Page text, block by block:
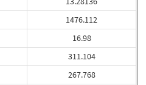
1476.112
16.98
311.104
267.768